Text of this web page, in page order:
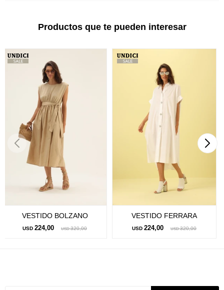
Productos que te pueden interesar
VESTIDO BOLZANO
USD 224,00 USD 320,00
VESTIDO FERRARA
USD 224,00 USD 320,00